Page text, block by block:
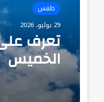
طقس
29 يوليو، 2026
تعرف
الخميس